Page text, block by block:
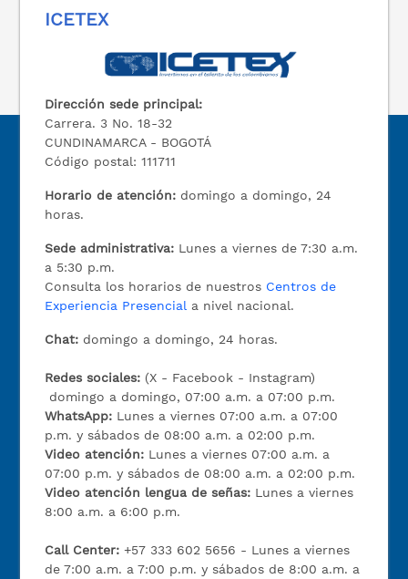
ICETEX
Dirección sede principal:
Carrera. 3 No. 18-32
CUNDINAMARCA - BOGOTÁ
Código postal: 111711
Horario de atención: domingo a domingo, 24
horas.
Sede administrativa: Lunes a viernes de 7:30 a.m.
a 5:30 p.m.
Consulta los horarios de nuestros Centros de
Experiencia Presencial a nivel nacional.
Chat: domingo a domingo, 24 horas.
Redes sociales: (X - Facebook - Instagram)
domingo a domingo, 07:00 a.m. a 07:00 p.m.
WhatsApp: Lunes a viernes 07:00 a.m. a 07:00
p.m. y sábados de 08:00 a.m. a 02:00 p.m.
Video atención: Lunes a viernes 07:00 a.m. a
07:00 p.m. y sábados de 08:00 a.m. a 02:00 p.m.
Video atención lengua de señas: Lunes a viernes
8:00 a.m. a 6:00 p.m.
Call Center:+57 333 602 5656 - Lunes a viernes
de 7:00 a.m. a 7:00 p.m. y sábados de 8:00 a.m. a